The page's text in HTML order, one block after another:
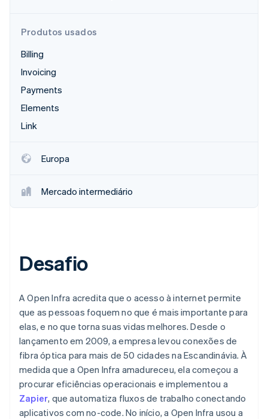
Stripe Sessions 2026
Assista agora
Ecossistema
Produtos usados
Billing
Invoicing
Payments
Elements
Link
Europa
Mercado intermediário
Desafio
A Open Infra acredita que o acesso à internet permite
que as pessoas foquem no que é mais importante para
elas, e no que torna suas vidas melhores. Desde o
lançamento em 2009, a empresa levou conexões de
fibra óptica para mais de 50 cidades na Escandinávia. À
medida que a Open Infra amadureceu, ela começou a
procurar eficiências operacionais e implementou a
Zapier, que automatiza fluxos de trabalho conectando
aplicativos com no-code. No início, a Open Infra usou a